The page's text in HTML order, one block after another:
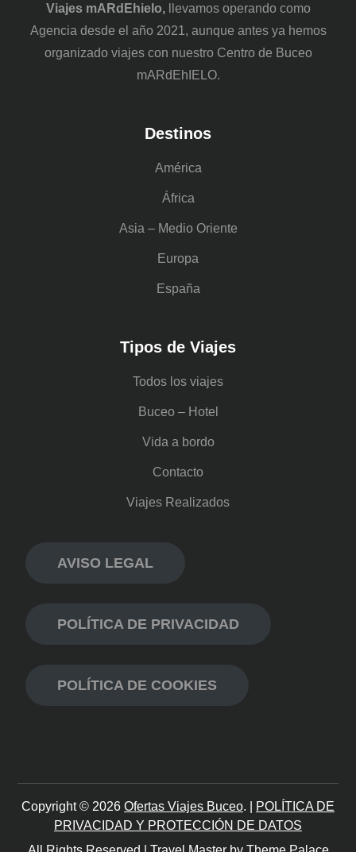
Viajes mARdEhielo,
llevamos operando como
Agencia desde el año 2021, aunque antes ya hemos
organizado viajes con nuestro Centro de Buceo
mARdEhIELO.
Destinos
América
África
Asia – Medio Oriente
Europa
España
Tipos de Viajes
Todos los viajes
Buceo – Hotel
Vida a bordo
Contacto
Viajes Realizados
AVISO LEGAL
POLÍTICA DE PRIVACIDAD
POLÍTICA DE COOKIES
Copyright © 2026 Ofertas Viajes Buceo. |
POLÍTICA DE
PRIVACIDAD Y PROTECCIÓN DE DATOS